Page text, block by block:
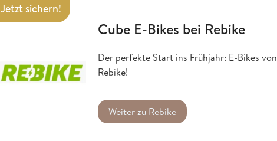
Jetzt sichern!
Cube E-Bikes bei Rebike
Der perfekte Start ins Frühjahr: E-Bikes
Rebike!
Weiter zu Rebike